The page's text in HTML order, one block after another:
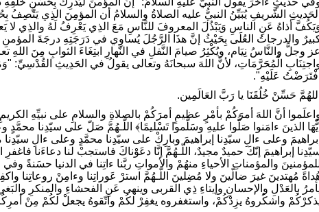
الحَديثِ الشَّريفِ يُبَيِّنُ النبيُّ عليه الصلاةُ والسلامُ أن المؤمِنَ الذِي
أذاهُ عَنِ الناسِ وَيَبْذُلَ المعروفَ للنَّاسِ مَعَ الذِي يَعْرِفُ لَهُ والذِي لا
والدرجاتُ العُلَى بِحَيْثُ إنَّ هذَا الرَّجُلَ يُساوِي في دَرَجَتِهِ درجَةَ المؤمنِ
عز وجلَّ والنَّاسُ نِيَام، ويُكْثِرُ صيامَ النَّفلِ في النَّهارِ ابتِغَاءَ الثوابِ مِنَ اللهِ
الْمُحَرَّمَاتِ، لأنَّ اللهَ سبحانَهُ وتعالى يقولُ في الحَدِيثِ
افْتَرَضْتُ عَلَيْهِ".
اللهُمَّ حَسِّنْ خُلُقَنَا يا رَبَّ العَالَمِين.
أنَّ اللهَ أمرَكُمْ بأمْرٍ عظيمٍ أمرَكُمْ بالصلاةِ والسلامِ على نبيِّهِ
أيُّهَا الذينَ ءامَنوا صَلُّوا عليهِ وسَلّموا تَسْليمًا﴾ اللّـهُمَّ صَلّ على سيّدِنا
إبراهيمَ وعلى ءالِ سيّدِنا إبراهيمَ وبارِكْ على سيّدِنا محمَّدٍ وعلى ءالِ
إبراهيمَ إنّكَ حميدٌ مجيدٌ، اللّـهُمَّ إنَّا دعَوْناكَ فاستجبْ لنا دعاءَنا فاغفرِ
والمؤمناتِ الأحياءِ منهُمْ والأمواتِ ربَّنا ءاتِنا في الدنيا حسَنةً
مُهتدينَ غيرَ ضالّينَ ولا مُضِلينَ اللّـهُمَّ استرْ عَوراتِنا وءامِنْ روعاتِنا
بالعَدْلِ والإحسانِ وإيتاءِ ذِي القربى وينهى عَنِ الفحشاءِ والمنكرِ
واشكُروهُ يزِدْكُمْ، واستغفروه يغفِرْ لكُمْ واتّقوهُ يجعلْ لكُمْ مِنْ